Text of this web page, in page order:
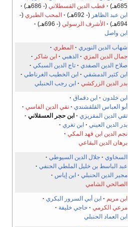
685هـ)
قطب الدين القسطلاني (- 686هـ)
ابن عبد الظاهر (- 692هـ) المحب الطبري (-
694هـ)
الأشرف الرسولي (- 696هـ)
ابن واصل
شهاب الدين النويري
المطري
جمال الدين المزي
الذهبي
ابن شاكر
صلاح الدين الصفدي
تاج الدين السبكي
ابن كثير الدمشقي
ابن الخطيب الغرناطي
بدر الدين الزركشي
ابن رجب الحنبلي
ابن خلدون
ابن دقماق
أبو العباس القلقشندي
تقي الدين الفاسي
تقي الدين المقريزي
ابن حجر العسقلاني
بدر الدين العيني
ابن تغري
نجم الدين ابن فهد المكي
برهان الدين البقاعي
السخاوي
جلال الدين السيوطي
عبد الباسط بن خليل الملطي الحنفي
مجير الدين الحنبلي
ابن إياس
الصالحي الشامي
ابن مريم
ابن أبي السرور البكري
مرعي الكرمي
حاجي خليفة
ابن العماد الحنبلي